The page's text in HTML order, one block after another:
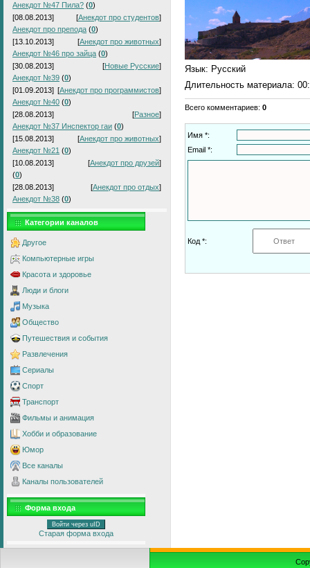
Анекдот №47 Пила? (0)
[08.08.2013]
[Анекдот про студентов]
Анекдот про препода (0)
[13.10.2013]
[Анекдот про животных]
Анекдот №46 про зайца (0)
[30.08.2013]
[Новые Русские]
Анекдот №39 (0)
[01.09.2013] [Анекдот про программистов]
Анекдот №40 (0)
[28.08.2013]
[Разное]
Анекдот №37 Инспектор гаи (0)
[15.08.2013]
[Анекдот про животных]
Анекдот №21 (0)
[10.08.2013]
[Анекдот про друзей]
(0)
[28.08.2013]
[Анекдот про отдых]
Анекдот №38 (0)
Категории каналов
Другое
Компьютерные игры
Красота и здоровье
Люди и блоги
Музыка
Общество
Путешествия и события
Развлечения
Сериалы
Спорт
Транспорт
Фильмы и анимация
Хобби и образование
Юмор
Все каналы
Каналы пользователей
Форма входа
Войти через uID
Старая форма входа
Язык: Русский
Длительность материала:
Всего комментариев: 0
Имя *:
Email *:
Код *: